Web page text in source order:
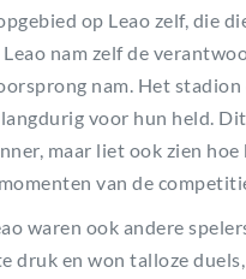
op Leao zelf, die
nam zelf de
nam. Het
voor hun held.
maar liet ook zien
van de
waren ook andere
druk en won talloze